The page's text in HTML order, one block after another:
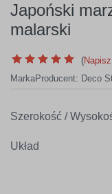
Japoński
malarski
(
MarkaProducent: Deco
Szerokość /
Układ